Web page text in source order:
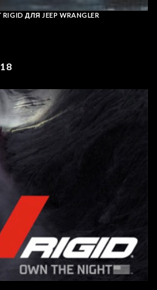
ДЛЯ JEEP WRANGLER